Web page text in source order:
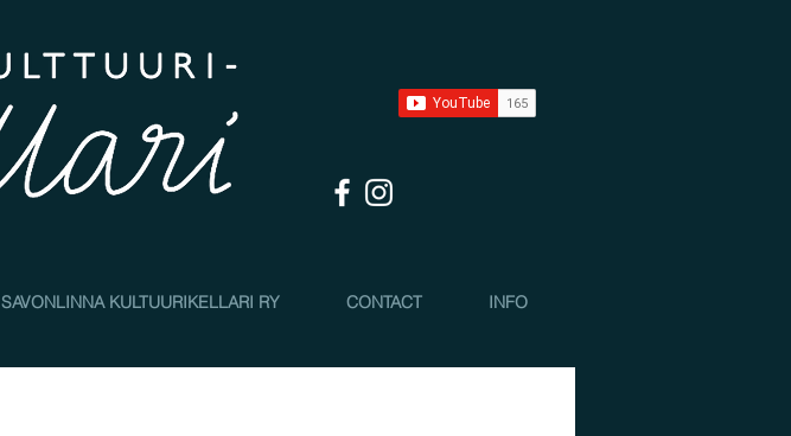
SAVONLINNA KULTUURIKELLARI RY CONTACT INFO